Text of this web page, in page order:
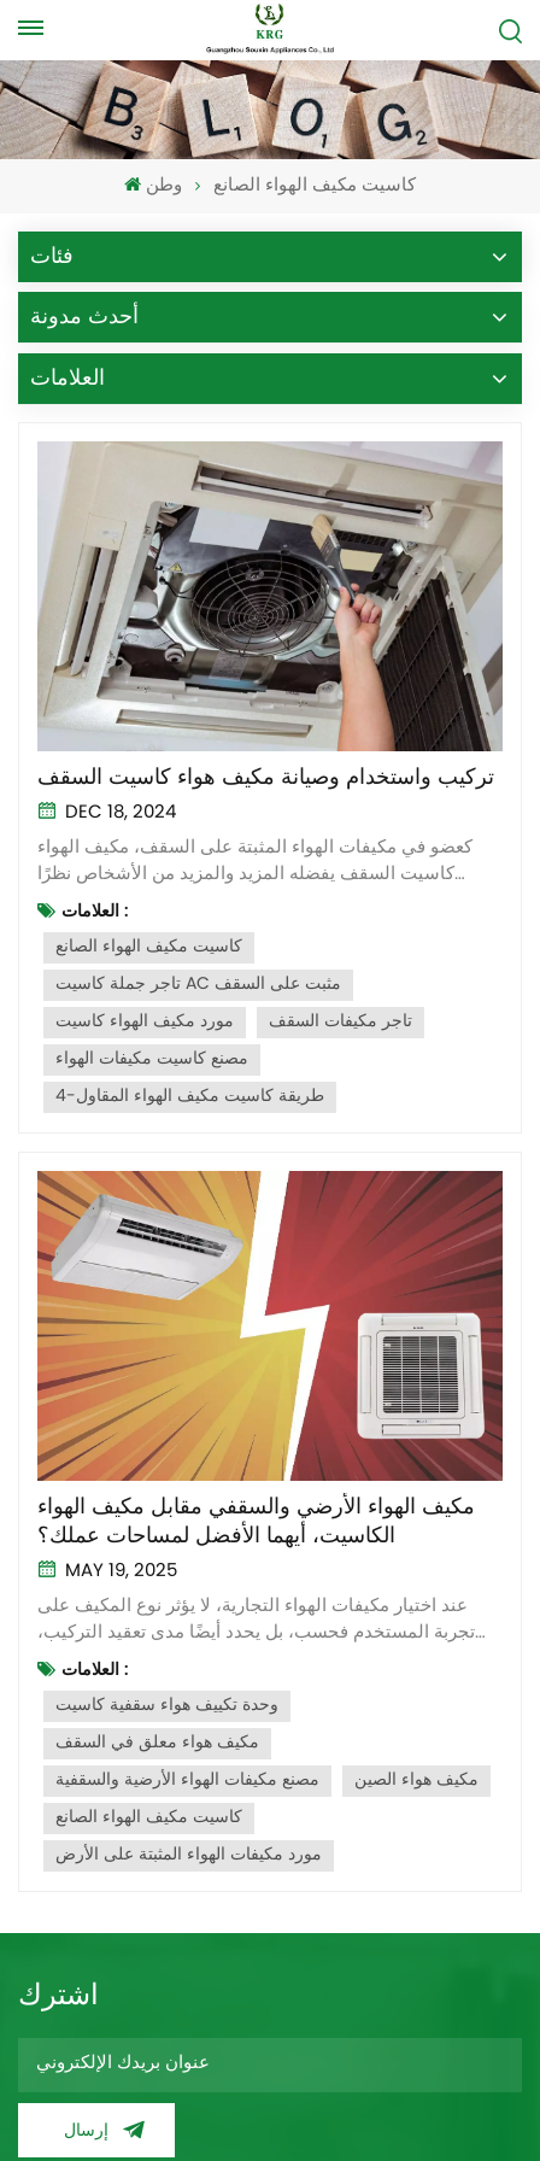
وطن كاسيت مكيف الهواء الصانع
فئات
أحدث مدونة
العلامات
تركيب واستخدام وصيانة مكيف هواء كاسيت السقف
DEC 18, 2024
كعضو في مكيفات الهواء المثبتة على السقف، مكيف الهواء
كاسيت السقف يفضله المزيد والمزيد من الأشخاص نظرًا
لميزاته المتمثلة في التصميم الجميل وتوفير المساحة وما إلى
ذلك. حسنًا، هناك بعض الجوانب المميزة لتركيبه واستخدامه
وصيانته، دعنا نلقي نظرة! تثبيت بالمقارنة مع أجهزة تكييف
الهواء الأ...
العلامات :
كاسيت مكيف الهواء الصانع
تاجر جملة كاسيت AC مثبت على السقف
مورد مكيف الهواء كاسيت
تاجر مكيفات السقف
مصنع كاسيت مكيفات الهواء
4-طريقة كاسيت مكيف الهواء المقاول
مكيف الهواء الأرضي والسقفي مقابل مكيف الهواء
الكاسيت، أيهما الأفضل لمساحات عملك؟
MAY 19, 2025
عند اختيار مكيفات الهواء التجارية، لا يؤثر نوع المكيف على
تجربة المستخدم فحسب، بل يحدد أيضًا مدى تعقيد التركيب،
وتصميم المساحة، والأناقة، وتكلفة الصيانة. وخاصةً في
المساحات المتوسطة والكبيرة، وحدات تكييف الهواء الأرضية
والسقفية و مكيفات الهواء من نوع الكاسيت هما أكثر أنواع
الوحدات الداخلية رواجًا. س...
العلامات :
وحدة تكييف هواء سقفية كاسيت
مكيف هواء معلق في السقف
مصنع مكيفات الهواء الأرضية والسقفية
مكيف هواء الصين
كاسيت مكيف الهواء الصانع
مورد مكيفات الهواء المثبتة على الأرض
اشترك
إرسال